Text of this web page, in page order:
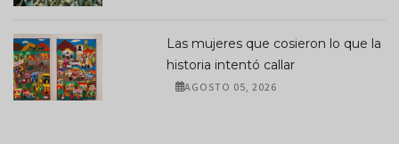
Las mujeres que cosieron lo que la
historia intentó callar
AGOSTO 05, 2026